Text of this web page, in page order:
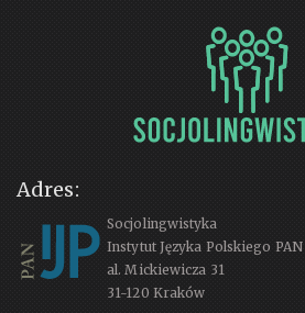
Adres:
Socjolingwistyka
Instytut Języka Polskiego PAN
al. Mickiewicza 31
31-120 Kraków